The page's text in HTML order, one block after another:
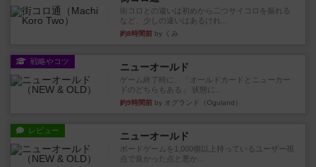
街コロとの違いは初めから二つサイコロを振れる
など、少しの違いはあるけれ...
約8時間前 by くみ
戦略やコツ ニューオールド
ゲーム終了時に、「オールドカードとニューカー
ドのどちらもある」 状態に...
約9時間前 by オグランド（Oguland）
レビュー ニューオールド
ボードゲームを1,000個以上持っているユーザー視
点で良かった点と悪か...